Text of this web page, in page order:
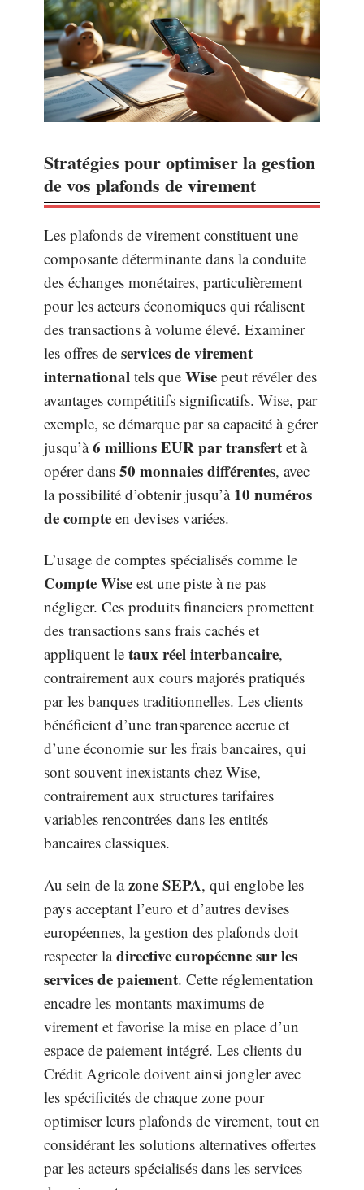
Stratégies pour optimiser la gestion
de vos plafonds de virement
Les plafonds de virement constituent une
composante déterminante dans la conduite
des échanges monétaires, particulièrement
pour les acteurs économiques qui réalisent
des transactions à volume élevé. Examiner
les offres de services de virement
international tels que Wise peut révéler des
avantages compétitifs significatifs. Wise, par
exemple, se démarque par sa capacité à gérer
jusqu’à6 millions EUR par transfert et à
opérer dans 50 monnaies différentes, avec
la possibilité d’obtenir jusqu’à 10 numéros
de compte en devises variées.
L’usage de comptes spécialisés comme le
Compte Wise est une piste à ne pas
négliger. Ces produits financiers promettent
des transactions sans frais cachés et
appliquent le taux réel interbancaire,
contrairement aux cours majorés pratiqués
par les banques traditionnelles. Les clients
bénéficient d’une transparence accrue et
d’une économie sur les frais bancaires, qui
sont souvent inexistants chez Wise,
contrairement aux structures tarifaires
variables rencontrées dans les entités
bancaires classiques.
Au sein de lazone SEPA, qui englobe les
pays acceptant l’euro et d’autres devises
européennes, la gestion des plafonds doit
respecter ladirective européenne sur les
services de paiement. Cette réglementation
encadre les montants maximums de
virement et favorise la mise en place d’un
espace de paiement intégré. Les clients du
Crédit Agricole doivent ainsi jongler avec
les spécificités de chaque zone pour
optimiser leurs plafonds de virement, tout en
considérant les solutions alternatives offertes
par les acteurs spécialisés dans les services